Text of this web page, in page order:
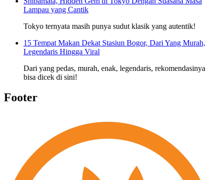
Lampau yang Cantik
Tokyo ternyata masih punya sudut klasik yang autentik!
15 Tempat Makan Dekat Stasiun Bogor, Dari Yang Murah,
Legendaris Hingga Viral
Dari yang pedas, murah, enak, legendaris, rekomendasinya
bisa dicek di sini!
Footer